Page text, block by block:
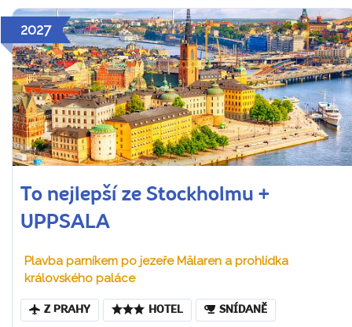
2027
To nejlepší ze Stockholmu +
UPPSALA
Plavba parníkem po jezeře Mälaren a prohlídka
královského paláce
Z PRAHY HOTEL SNÍDANĚ